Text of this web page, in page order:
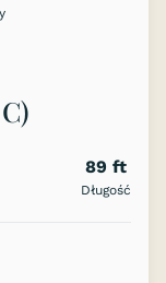
89 ft
Długość